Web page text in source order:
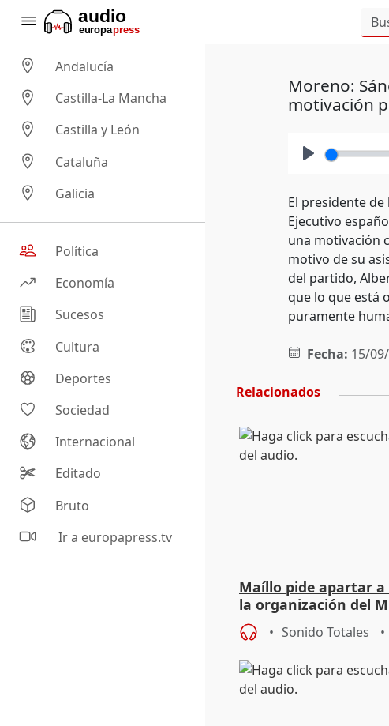
Andalucía
Castilla-La Mancha
Castilla y León
Cataluña
Galicia
Política
Economía
Sucesos
Cultura
Deportes
Sociedad
Internacional
Editado
Bruto
Ir a europapress.tv
Moreno:
motivación
El presidente de
Ejecutivo
una motivación
motivo de su
del partido,
que lo que está
puramente
Fecha: 15/
Relacionados
Maíllo pide apartar a
la organización del
Sonido Totales